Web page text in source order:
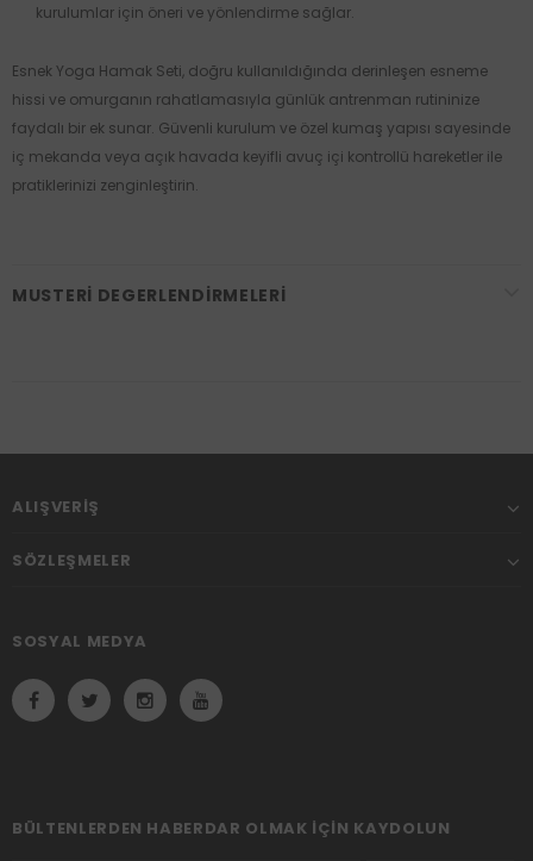
kurulumlar için öneri ve yönlendirme sağlar.
Esnek Yoga Hamak Seti, doğru kullanıldığında derinleşen esneme
hissi ve omurganın rahatlamasıyla günlük antrenman rutininize
faydalı bir ek sunar. Güvenli kurulum ve özel kumaş yapısı sayesinde
iç mekanda veya açık havada keyifli avuç içi kontrollü hareketler ile
pratiklerinizi zenginleştirin.
MUSTERI DEGERLENDIRMELERI
ALIŞVERIŞ
SÖZLEŞMELER
SOSYAL MEDYA
BÜLTENLERDEN HABERDAR OLMAK IÇIN KAYDOLUN